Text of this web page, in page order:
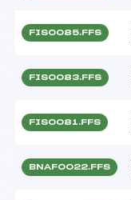
FIS0085.FFS
FIS0083.FFS
FIS0081.FFS
BNAF0022.FFS